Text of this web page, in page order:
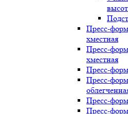
Пресс-
хместная
Пресс-
хместная
Пресс-
Пресс-
Пресс-
Пресс-